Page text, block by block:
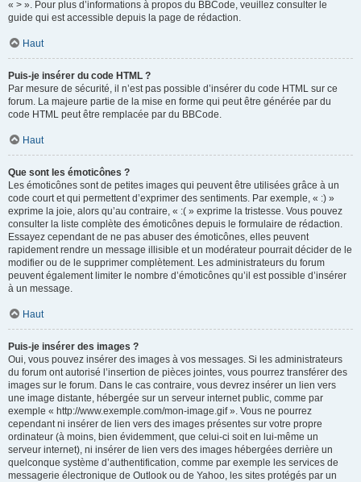
« > ». Pour plus d’informations à propos du BBCode, veuillez consulter le
guide qui est accessible depuis la page de rédaction.
Haut
Puis-je insérer du code HTML ?
Par mesure de sécurité, il n’est pas possible d’insérer du code HTML sur ce
forum. La majeure partie de la mise en forme qui peut être générée par du
code HTML peut être remplacée par du BBCode.
Haut
Que sont les émoticônes ?
Les émoticônes sont de petites images qui peuvent être utilisées grâce à un
code court et qui permettent d’exprimer des sentiments. Par exemple, « :) »
exprime la joie, alors qu’au contraire, « :( » exprime la tristesse. Vous pouvez
consulter la liste complète des émoticônes depuis le formulaire de rédaction.
Essayez cependant de ne pas abuser des émoticônes, elles peuvent
rapidement rendre un message illisible et un modérateur pourrait décider de le
modifier ou de le supprimer complètement. Les administrateurs du forum
peuvent également limiter le nombre d’émoticônes qu’il est possible d’insérer
à un message.
Haut
Puis-je insérer des images ?
Oui, vous pouvez insérer des images à vos messages. Si les administrateurs
du forum ont autorisé l’insertion de pièces jointes, vous pourrez transférer des
images sur le forum. Dans le cas contraire, vous devrez insérer un lien vers
une image distante, hébergée sur un serveur internet public, comme par
exemple « http://www.exemple.com/mon-image.gif ». Vous ne pourrez
cependant ni insérer de lien vers des images présentes sur votre propre
ordinateur (à moins, bien évidemment, que celui-ci soit en lui-même un
serveur internet), ni insérer de lien vers des images hébergées derrière un
quelconque système d’authentification, comme par exemple les services de
messagerie électronique de Outlook ou de Yahoo, les sites protégés par un